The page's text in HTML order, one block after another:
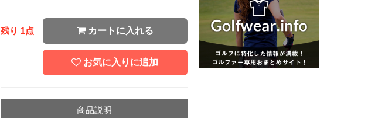
残り 1点 カートに入れる
お気に入りに追加
商品説明